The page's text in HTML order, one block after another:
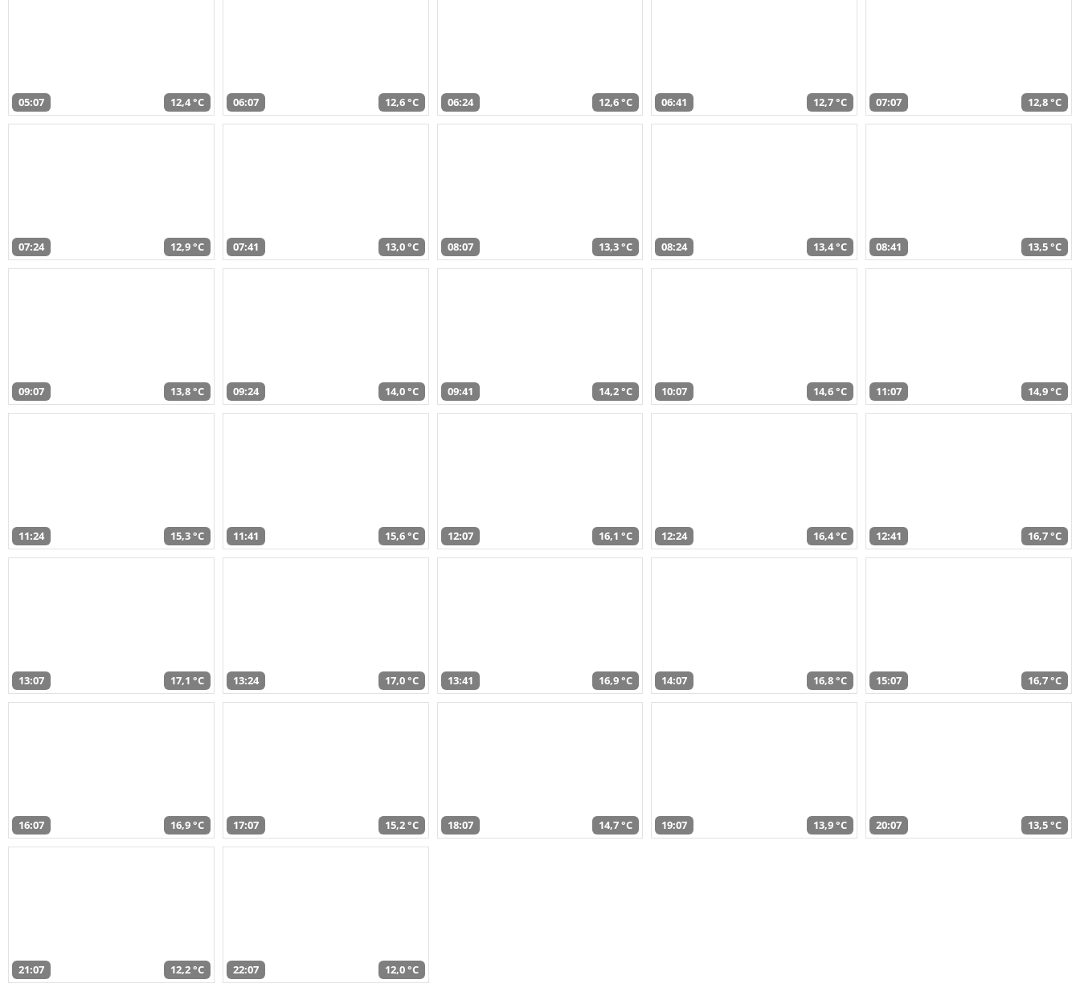
05:07 12,4 °C 06:07 12,6 °C 06:24 12,6 °C 06:41 12,7 °C 07:07 12,8 °C
07:24 12,9 °C 07:41 13,0 °C 08:07 13,3 °C 08:24 13,4 °C 08:41 13,5 °C
09:07 13,8 °C 09:24 14,0 °C 09:41 14,2 °C 10:07 14,6 °C 11:07 14,9 °C
11:24 15,3 °C 11:41 15,6 °C 12:07 16,1 °C 12:24 16,4 °C 12:41 16,7 °C
13:07 17,1 °C 13:24 17,0 °C 13:41 16,9 °C 14:07 16,8 °C 15:07 16,7 °C
16:07 16,9 °C 17:07 15,2 °C 18:07 14,7 °C 19:07 13,9 °C 20:07 13,5 °C
21:07 12,2 °C 22:07 12,0 °C